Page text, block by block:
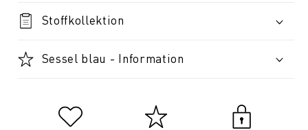
Stoffkollektion
Sessel blau - Information